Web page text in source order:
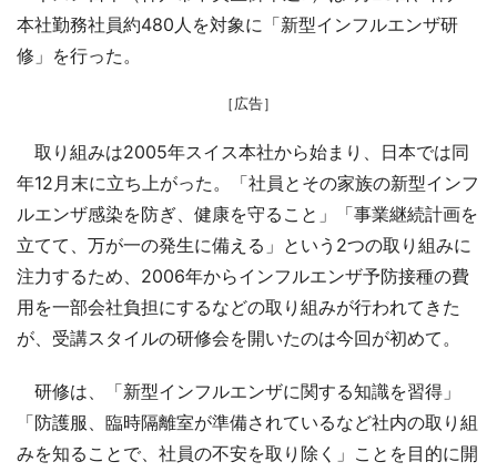
本社勤務社員約480人を対象に「新型インフルエンザ研
修」を行った。
［広告］
取り組みは2005年スイス本社から始まり、日本では同
年12月末に立ち上がった。「社員とその家族の新型インフ
ルエンザ感染を防ぎ、健康を守ること」「事業継続計画を
立てて、万が一の発生に備える」という2つの取り組みに
注力するため、2006年からインフルエンザ予防接種の費
用を一部会社負担にするなどの取り組みが行われてきた
が、受講スタイルの研修会を開いたのは今回が初めて。
研修は、「新型インフルエンザに関する知識を習得」
「防護服、臨時隔離室が準備されているなど社内の取り組
みを知ることで、社員の不安を取り除く」ことを目的に開